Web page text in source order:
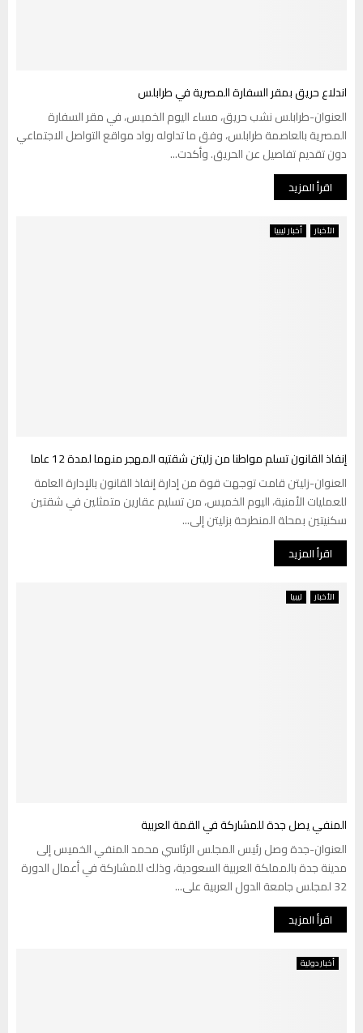
اندلاع حريق بمقر السفارة المصرية في طرابلس
العنوان-طرابلس نشب حريق، مساء اليوم الخميس، في مقر السفارة
المصرية بالعاصمة طرابلس، وفق ما تداوله رواد مواقع التواصل الاجتماعي
دون تقديم تفاصيل عن الحريق. وأكدت...
اقرأ المزيد
الأخبار أخبار ليبيا
إنفاذ القانون تسلم مواطنا من زليتن شقتيه المهجر منهما لمدة 12 عاما
العنوان-زليتن قامت توجهت قوة من إدارة إنفاذ القانون بالإدارة العامة
للعمليات الأمنية، اليوم الخميس، من تسليم عقارين متمثلين في شقتين
سكنيتين بمحلة المنطرحة بزليتن إلى...
اقرأ المزيد
الأخبار ليبيا
المنفي يصل جدة للمشاركة في القمة العربية
العنوان-جدة وصل رئيس المجلس الرئاسي محمد المنفي الخميس إلى
مدينة جدة بالمملكة العربية السعودية، وذلك للمشاركة في أعمال الدورة
32 لمجلس جامعة الدول العربية على...
اقرأ المزيد
أخبار دولية